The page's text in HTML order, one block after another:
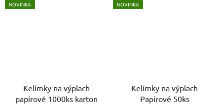
NOVINKA
Kelímky na výplach
papírové 1000ks karton
NOVINKA
Kelímky na výplach
Papírové 50ks